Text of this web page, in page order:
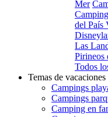
Mer
del País
Las
Pirineos
Todos
Temas de vacaciones
Campings
Campings
Camping en